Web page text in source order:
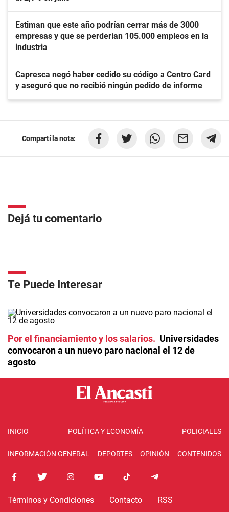
Estiman que este año podrían cerrar más de 3000
empresas y que se perderían 105.000 empleos en la
industria
Capresca negó haber cedido su código a Centro Card
y aseguró que no recibió ningún pedido de informe
Compartí la nota:
Dejá tu comentario
Te Puede Interesar
Por el financiamiento y los salarios
Universidades
convocaron a un nuevo paro nacional el 12 de
agosto
INICIO POLÍTICA Y ECONOMÍA POLICIALES
INFORMACIÓN GENERAL DEPORTES OPINIÓN CONTENIDOS
Términos y Condiciones Contacto RSS